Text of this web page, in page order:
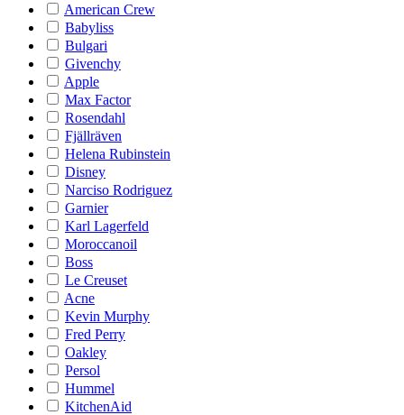
American Crew
Babyliss
Bulgari
Givenchy
Apple
Max Factor
Rosendahl
Fjällräven
Helena Rubinstein
Disney
Narciso Rodriguez
Garnier
Karl Lagerfeld
Moroccanoil
Boss
Le Creuset
Acne
Kevin Murphy
Fred Perry
Oakley
Persol
Hummel
KitchenAid